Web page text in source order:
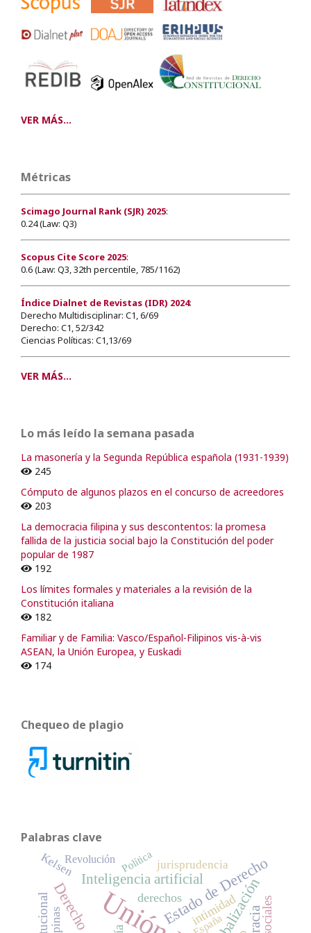
VER MÁS...
Métricas
Scimago Journal Rank (SJR) 2025:
0.24 (Law: Q3)
Scopus Cite Score 2025:
0.6 (Law: Q3, 32th percentile, 785/1162)
Índice Dialnet de Revistas (IDR) 2024:
Derecho Multidisciplinar: C1, 6/69
Derecho: C1, 52/342
Ciencias Políticas: C1,13/69
VER MÁS...
Lo más leído la semana pasada
La masonería y la Segunda República española (1931-1939)
245
Cómputo de algunos plazos en el concurso de acreedores
203
La democracia filipina y sus descontentos: la promesa
fallida de la justicia social bajo la Constitución del poder
popular de 1987
192
Los límites formales y materiales a la revisión de la
Constitución italiana
182
Familiar y de Familia: Vasco/Español-Filipinos vis-à-vis
ASEAN, la Unión Europea, y Euskadi
174
Chequeo de plagio
Palabras clave
Estado de Derecho
globalización
Inteligencia artificial
intimidad
derechos
jurisprudencia
Kelsen Política
España
Revolución